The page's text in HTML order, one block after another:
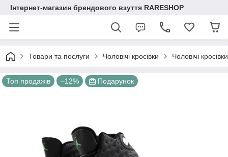
Інтернет-магазин брендового взуття RARESHOP
Товари та послуги Чоловічі кросівки Чоловічі
Топ продажів –12% Подарунок